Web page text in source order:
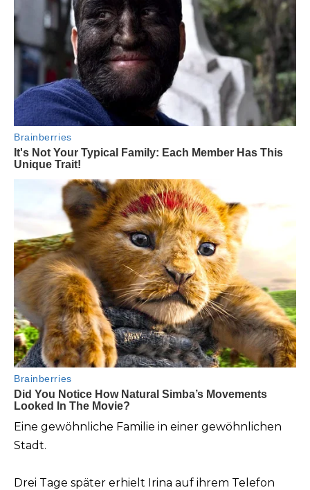
Eine gewöhnliche Familie in einer gewöhnlichen
Stadt.
Drei Tage später erhielt Irina auf ihrem Telefon